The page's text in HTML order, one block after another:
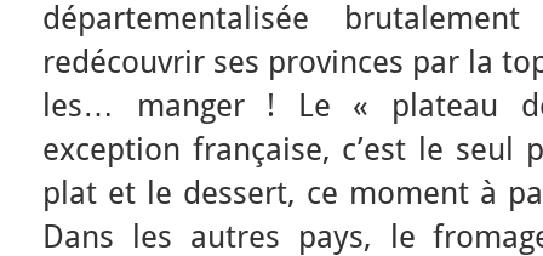
départementalisée
redécouvrir ses provinces par la
les… manger ! Le « plateau
exception française, c’est le seul
plat et le dessert, ce moment à
Dans les autres pays, le